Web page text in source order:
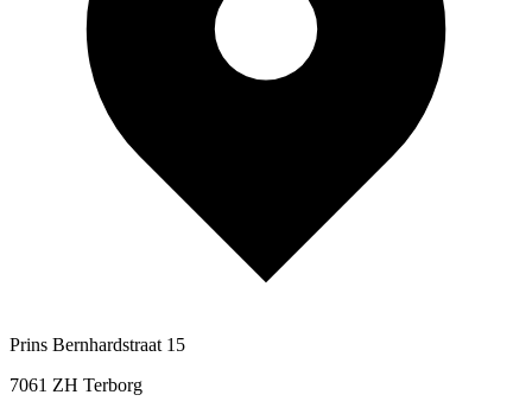
Prins Bernhardstraat 15
7061 ZH Terborg